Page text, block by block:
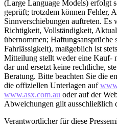
(Large Language Models) erfolgt
geprüft; trotzdem können Fehler,
Sinnverschiebungen auftreten.
Richtigkeit, Vollständigkeit,
übernommen; Haftungsansprüche
Fahrlässigkeit), maßgeblich ist
Mitteilung stellt weder eine Kauf-
dar und ersetzt keine rechtliche,
Beratung. Bitte beachten Sie die
die offiziellen Unterlagen auf
www.asx.com.au oder auf der
Abweichungen gilt ausschließlich
Verantwortlicher für diese